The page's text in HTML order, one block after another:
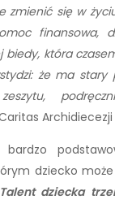
zmienić się w
finansowa,
biedy, która
że ma stary
Archidiecezji
dziecko może
Talent dziecka